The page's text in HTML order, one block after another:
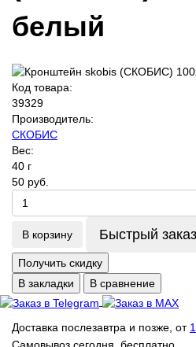
белый
Код товара:
39329
Производитель:
СКОБИС
Вес:
40 г
50 руб.
В корзину Быстрый заказ
Получить скидку
В закладки
В сравнение
Доставка послезавтра и позже, от
Самовывоз сегодня, бесплатно